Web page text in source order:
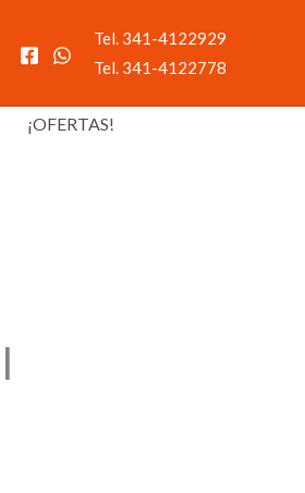
Tel. 341-4122929
Tel. 341-4122778
¡OFERTAS!